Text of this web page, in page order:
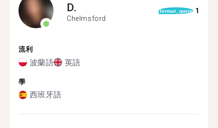
D.
Chelmsford
format_quote 1
流利
波蘭語 英語
學
西班牙語